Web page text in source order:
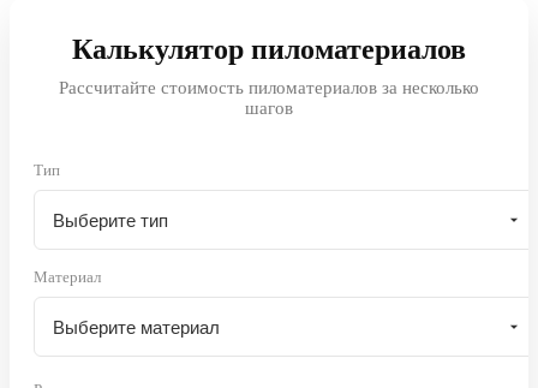
Калькулятор пиломатериалов
Рассчитайте стоимость пиломатериалов за несколько
шагов
Тип
Материал